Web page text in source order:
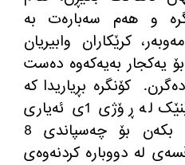
و هەم سەبارەت بە
کرێکاران وابیریان
بۆ یەکجار بەیەکەوە دەست
.
کۆنگرە بڕیاریدا کە
لە ڕۆژی
ی ئەیاری
بکەن بۆ چەسپاندی8
لە دووبارە کردنەوەی